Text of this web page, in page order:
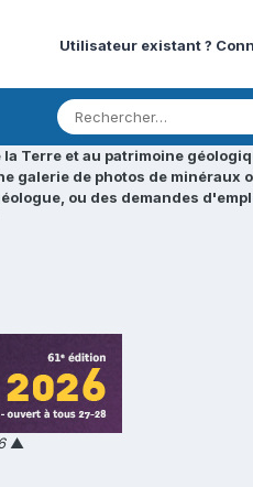
Utilisateur existant ?
Terre et au patrimoine
de photos de minéraux
ou des demandes
▲